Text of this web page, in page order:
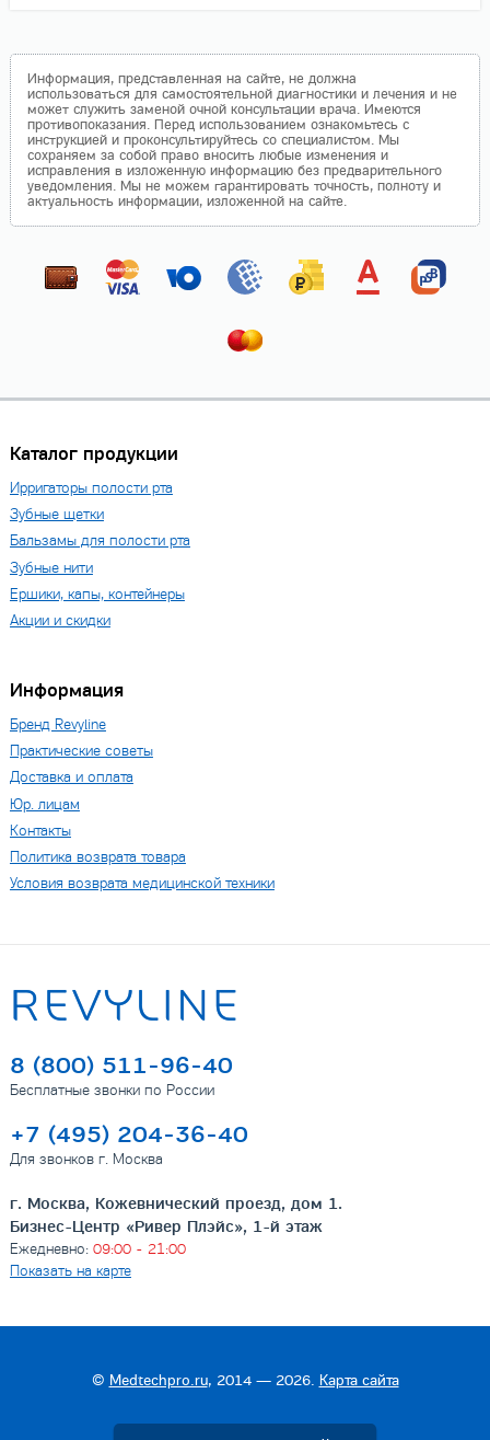
Информация, представленная на сайте, не должна
использоваться для самостоятельной диагностики и лечения и не
может служить заменой очной консультации врача. Имеются
противопоказания. Перед использованием ознакомьтесь с
инструкцией и проконсультируйтесь со специалистом. Мы
сохраняем за собой право вносить любые изменения и
исправления в изложенную информацию без предварительного
уведомления. Мы не можем гарантировать точность, полноту и
актуальность информации, изложенной на сайте.
Каталог продукции
Ирригаторы полости рта
Зубные щетки
Бальзамы для полости рта
Зубные нити
Ершики, капы, контейнеры
Акции и скидки
Информация
Бренд Revyline
Практические советы
Доставка и оплата
Юр. лицам
Контакты
Политика возврата товара
Условия возврата медицинской техники
8 (800) 511-96-40
Бесплатные звонки по России
+7 (495) 204-36-40
Для звонков г. Москва
г. Москва, Кожевнический проезд, дом 1.
Бизнес-Центр «Ривер Плэйс», 1-й этаж
Ежедневно: 09:00 - 21:00
Показать на карте
© Medtechpro.ru, 2014 — 2026. Карта сайта